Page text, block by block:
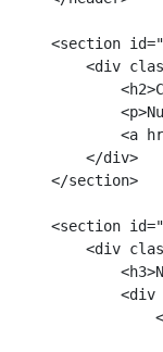
<section
<div
<a
        </div>
    </section>
<section
<div
<div